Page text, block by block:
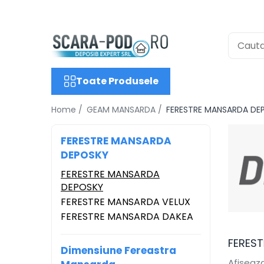
Toate Produsele
Scari metal
Scari antifoc
Scari case pasive
Accesorii Scari
GEAM MANSARDA
Ferestre Mansarda DEPOSKY
Ferestre Mansarda VELUX
Accesorii Ferestre
Toate Produsele
Home / GEAM MANSARDA / FERESTRE MANSARDA
FERESTRE MANSARDA
DEPOSKY
FERESTRE MANSARDA
DEPOSKY
FERESTRE MANSARDA VELUX
FERESTRE MANSARDA DAKEA
Dimensiune Fereastra